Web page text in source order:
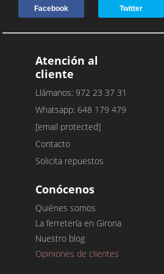
Facebook Twitter
Atención al
cliente
Llámanos: 972 23 37 31
Whatsapp: 648 179 479
[email protected]
Contacto
Solicita repuestos
Conócenos
Quiénes somos
La ferretería en Girona
Nuestro blog
Opiniones de clientes